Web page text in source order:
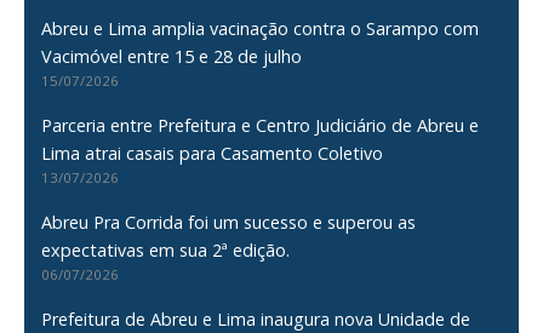
Abreu e Lima amplia vacinação contra o Sarampo com
Vacimóvel entre 15 e 28 de julho
15/07/2026
Parceria entre Prefeitura e Centro Judiciário de Abreu e
Lima atrai casais para Casamento Coletivo
13/07/2026
Abreu Pra Corrida foi um sucesso e superou as
expectativas em sua 2ª edição.
06/07/2026
Prefeitura de Abreu e Lima inaugura nova Unidade de